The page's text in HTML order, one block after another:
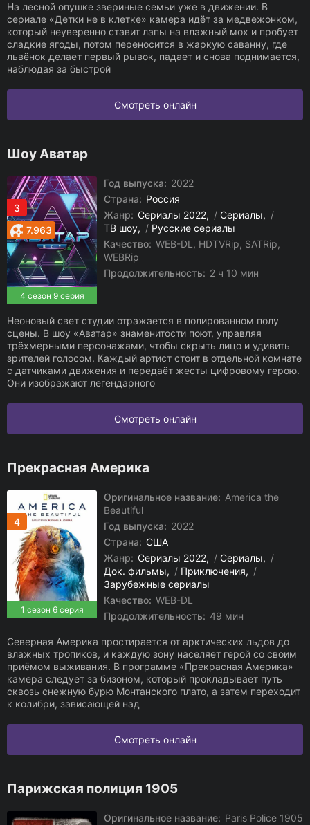
На лесной опушке звериные семьи уже в движении. В
сериале «Детки не в клетке» камера идёт за медвежонком,
который неуверенно ставит лапы на влажный мох и пробует
сладкие ягоды, потом переносится в жаркую саванну, где
львёнок делает первый рывок, падает и снова поднимается,
наблюдая за быстрой
Смотреть онлайн
Шоу Аватар
3
4 сезон 9 серия
7.963
Год выпуска: 2022
Страна: Россия
Жанр: Сериалы 2022 / Сериалы
/
ТВ шоу
/ Русские сериалы
Качество: WEB-DL, HDTVRip, SATRip,
WEBRip
Продолжительность: 2 ч 10 мин
Неоновый свет студии отражается в полированном полу
сцены. В шоу «Аватар» знаменитости поют, управляя
трёхмерными персонажами, чтобы скрыть лицо и удивить
зрителей голосом. Каждый артист стоит в отдельной комнате
с датчиками движения и передаёт жесты цифровому герою.
Они изображают легендарного
Смотреть онлайн
Прекрасная Америка
4
1 сезон 6 серия
Оригинальное название: America the
Beautiful
Год выпуска: 2022
Страна: США
Жанр: Сериалы 2022 / Сериалы
/
Док. фильмы
/ Приключения
/
Зарубежные сериалы
Качество: WEB-DL
Продолжительность: 49 мин
Северная Америка простирается от арктических льдов до
влажных тропиков, и каждую зону населяет герой со своим
приёмом выживания. В программе «Прекрасная Америка»
камера следует за бизоном, который прокладывает путь
сквозь снежную бурю Монтанского плато, а затем переходит
к колибри, зависающей над
Смотреть онлайн
Парижская полиция 1905
Оригинальное название: Paris Police 1905